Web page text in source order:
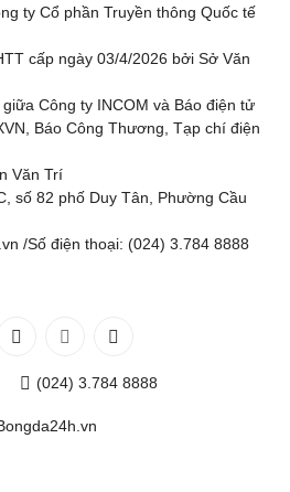
ty Cổ phần Truyền thông Quốc tế
cấp ngày 03/4/2026 bởi Sở Văn
Công ty INCOM và Báo điện tử
Báo Công Thương, Tạp chí điện
Văn Trí
số 82 phố Duy Tân, Phường Cầu
/Số điện thoại: (024) 3.784 8888
(024) 3.784 8888